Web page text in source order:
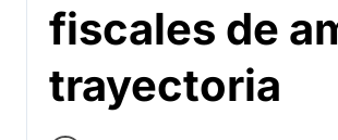
fiscales de
trayectoria